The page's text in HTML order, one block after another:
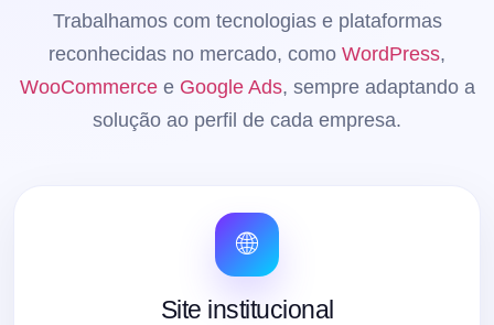
Trabalhamos com tecnologias e plataformas
reconhecidas no mercado, como WordPress,
WooCommercee Google Ads, sempre adaptando a
solução ao perfil de cada empresa.
🌐
Site institucional